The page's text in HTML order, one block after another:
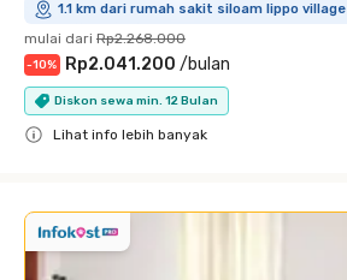
1.1 km dari rumah sakit siloam lippo village
mulai dari Rp2.268.000
-10% Rp2.041.200 /bulan
Diskon sewa min. 12 Bulan
Lihat info lebih banyak